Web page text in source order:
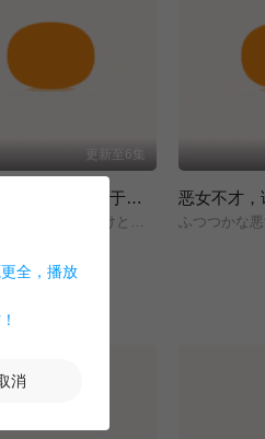
更新至6集
『你们先走我断后』，于是10年后我成为了传说
全，播放
消